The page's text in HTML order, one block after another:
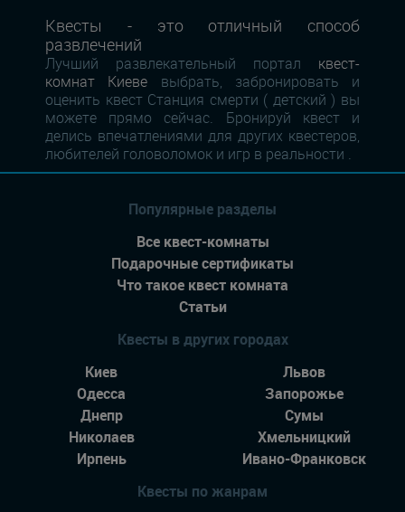
Квесты - это отличный способ
развлечений
Лучший развлекательный портал квест-
комнат Киеве выбрать, забронировать и
оценить квест Станция смерти ( детский ) вы
можете прямо сейчас. Бронируй квест и
делись впечатлениями для других квестеров,
любителей головоломок и игр в реальности .
Популярные разделы
Все квест-комнаты
Подарочные сертификаты
Что такое квест комната
Статьи
Квесты в других городах
Киев
Львов
Одесса
Запорожье
Днепр
Сумы
Николаев
Хмельницкий
Ирпень
Ивано-Франковск
Квесты по жанрам